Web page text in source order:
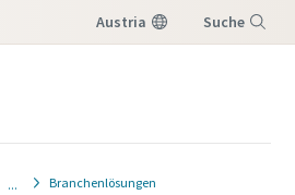
Austria Suche
Branchenlösungen